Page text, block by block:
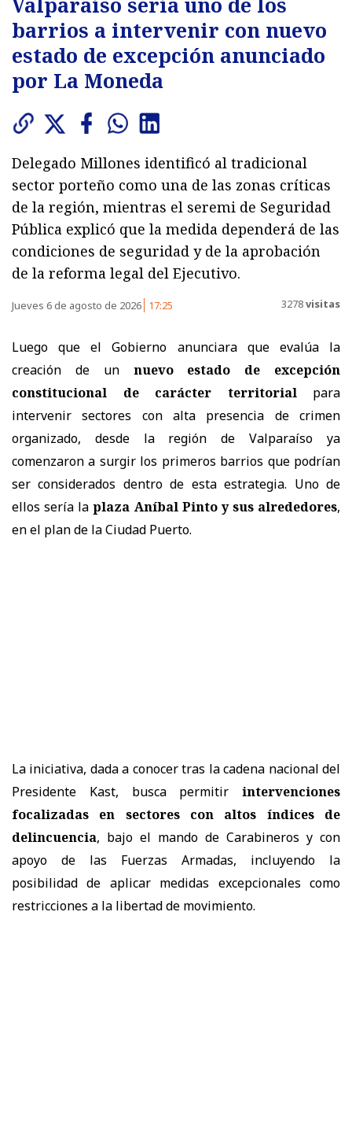
barrios a intervenir con nuevo
estado de excepción anunciado
por La Moneda
Delegado Millones identificó al tradicional
sector porteño como una de las zonas críticas
de la región, mientras el seremi de Seguridad
Pública explicó que la medida dependerá de las
condiciones de seguridad y de la aprobación
de la reforma legal del Ejecutivo.
Jueves 6 de agosto de 2026 17:25 3278visitas
Luego que el Gobierno anunciara que evalúa la
creación de un nuevo estado de excepción
constitucional de carácter territorialpara
intervenir sectores con alta presencia de crimen
organizado, desde la región de Valparaíso ya
comenzaron a surgir los primeros barrios que podrían
ser considerados dentro de esta estrategia. Uno de
ellos sería laplaza Aníbal Pinto y sus alrededores,
en el plan de la Ciudad Puerto.
La iniciativa, dada a conocer tras la cadena nacional del
Presidente Kast, busca permitir intervenciones
focalizadas en sectores con altos índices de
delincuencia, bajo el mando de Carabineros y con
apoyo de las Fuerzas Armadas, incluyendo la
posibilidad de aplicar medidas excepcionales como
restricciones a la libertad de movimiento.